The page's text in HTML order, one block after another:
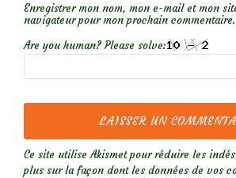
Enregistrer mon nom, mon e-mail et mon
navigateur pour mon prochain commentaire.
Are you human? Please solve:
Ce site utilise Akismet pour réduire les
plus sur la façon dont les données de vos